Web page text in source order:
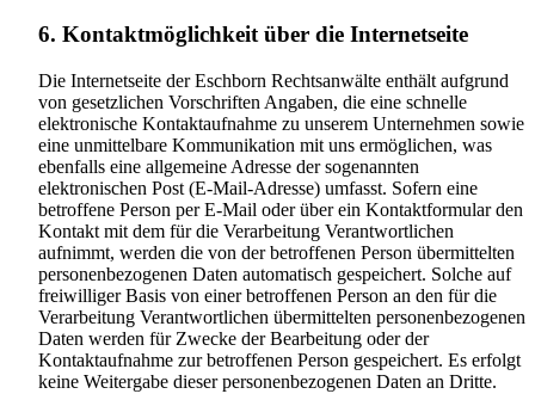
6. Kontaktmöglichkeit über die Internetseite
Die Internetseite der Eschborn Rechtsanwälte enthält aufgrund
von gesetzlichen Vorschriften Angaben, die eine schnelle
elektronische Kontaktaufnahme zu unserem Unternehmen sowie
eine unmittelbare Kommunikation mit uns ermöglichen, was
ebenfalls eine allgemeine Adresse der sogenannten
elektronischen Post (E-Mail-Adresse) umfasst. Sofern eine
betroffene Person per E-Mail oder über ein Kontaktformular den
Kontakt mit dem für die Verarbeitung Verantwortlichen
aufnimmt, werden die von der betroffenen Person übermittelten
personenbezogenen Daten automatisch gespeichert. Solche auf
freiwilliger Basis von einer betroffenen Person an den für die
Verarbeitung Verantwortlichen übermittelten personenbezogenen
Daten werden für Zwecke der Bearbeitung oder der
Kontaktaufnahme zur betroffenen Person gespeichert. Es erfolgt
keine Weitergabe dieser personenbezogenen Daten an Dritte.